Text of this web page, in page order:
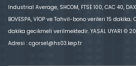
Industrial Average, SHCOM, FTSE 100, CAC 40,
BOVESPA, VİOP ve Tahvil-bono verileri 15 dakika;
dakika gecikmeli verilmektedir. YASAL UYARI ©
Adresi : cgorsel@hs03.kep.tr